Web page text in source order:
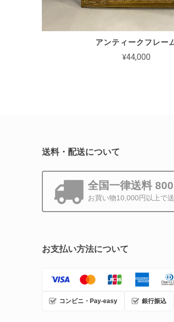
アンティークフレー
¥44,000
送料・配送について
全国一律送料 800
お買い物10,000円以上で
お支払い方法について
コンビニ・Pay-easy 銀行振込